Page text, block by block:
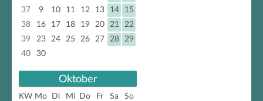
37
9 10 11 12 13 14
15
38
16 17 18 19 20 21
22
39
23 24 25 26 27 28
29
40
30
Oktober
KW Mo Di Mi Do Fr Sa
So